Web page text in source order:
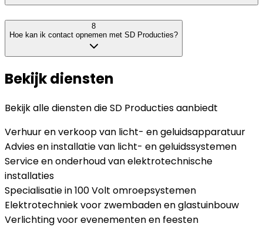
8
Hoe kan ik contact opnemen met SD Producties?
Bekijk diensten
Bekijk alle diensten dieSD Productiesaanbiedt
Verhuur en verkoop van licht- en geluidsapparatuur
Advies en installatie van licht- en geluidssystemen
Service en onderhoud van elektrotechnische
installaties
Specialisatie in 100 Volt omroepsystemen
Elektrotechniek voor zwembaden en glastuinbouw
Verlichting voor evenementen en feesten